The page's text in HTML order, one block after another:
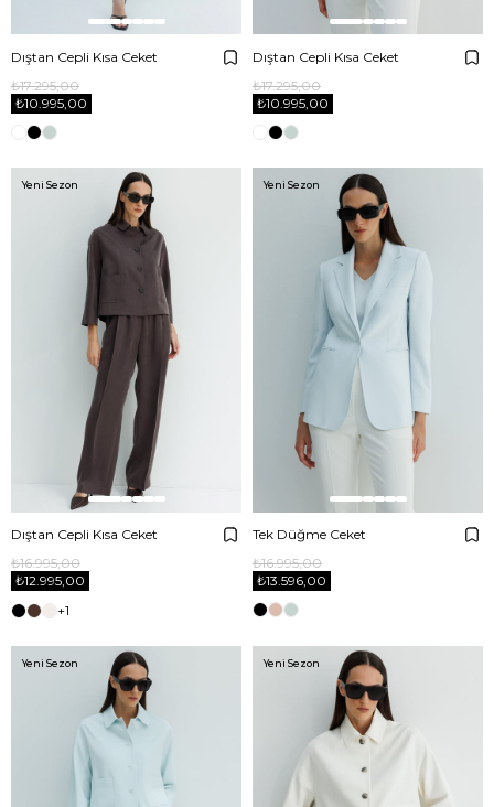
Dıştan Cepli Kısa Ceket
₺10.995,00
₺17.295,00
Dıştan Cepli Kısa Ceket
₺10.995,00
₺17.295,00
Dıştan Cepli Kısa Ceket
₺12.995,00
₺16.995,00
+1
Yeni Sezon
Tek Düğme Ceket
₺13.596,00
₺16.995,00
Yeni Sezon
Yeni Sezon Yeni Sezon